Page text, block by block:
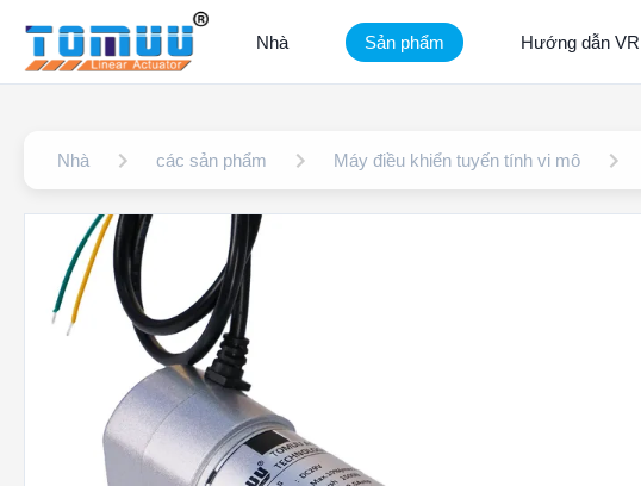
Nhà Sản phẩm Hướng dẫn VR
Nhà các sản phẩm Máy điều khiển tuyến tính vi mô